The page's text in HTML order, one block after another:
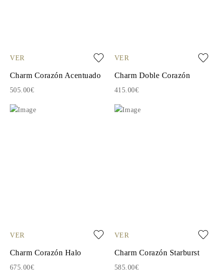
VER
Charm Corazón Acentuado
505.00€
VER
Charm Doble Corazón
415.00€
VER
Charm Corazón Halo
675.00€
VER
Charm Corazón Starburst
585.00€